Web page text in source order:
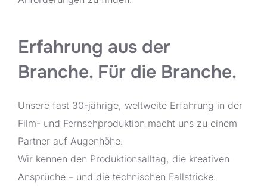
Erfahrung aus der
Branche. Für die Branche.
Unsere fast 30-jährige, weltweite Erfahrung in der
Film- und Fernsehproduktion macht uns zu einem
Partner auf Augenhöhe.
Wir kennen den Produktionsalltag, die kreativen
Ansprüche – und die technischen Fallstricke.